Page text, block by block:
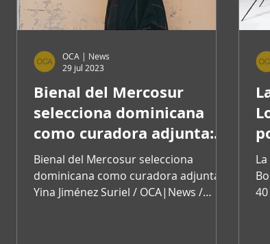
Bienal del Mercosur
selecciona dominicana
como curadora adjunta:
Yina Jiménez Suriel
Bienal del Mercosur selecciona
dominicana como curadora adjunta:
Yina Jiménez Suriel / OCA|News /
OCA | News
29 jul 2023